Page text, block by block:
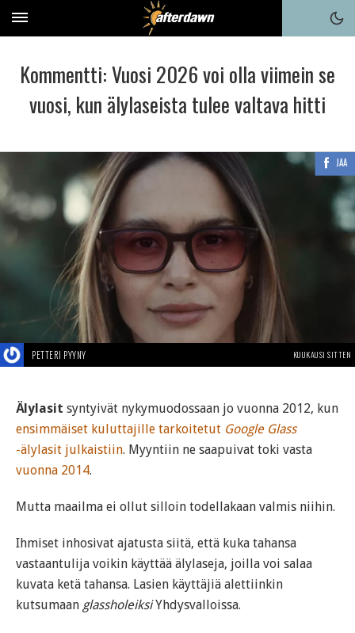
Kommentti: Vuosi 2026 voi olla viimein se
vuosi, kun älylaseista tulee valtava hitti
JAA
PETTERI PYYNY KUUKAUSI SITTEN
Älylasit syntyivät nykymuodossaan jo vuonna 2012, kun
ensimmäiset kuluttajille tarkoitetut Google Glass
-älylasit julkaistiin. Myyntiin ne saapuivat toki vasta
vuonna 2014.
Mutta maailma ei ollut silloin todellakaan valmis niihin.
Ihmiset inhosivat ajatusta siitä, että kuka tahansa
vastaantulija voikin käyttää älylaseja, joilla voi salaa
kuvata ketä tahansa. Lasien käyttäjiä alettiinkin
kutsumaan glassholeiksiYhdysvalloissa.